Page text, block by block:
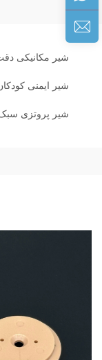
شیر مکانیکی
شیر ایمنی
شیر پروتزی